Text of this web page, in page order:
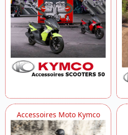
Accessoires Moto Kymco